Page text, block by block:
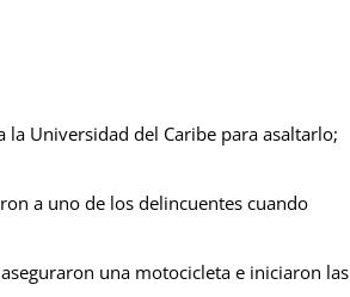
Universidad del Caribe para asaltarlo;
a uno de los delincuentes cuando
una motocicleta e iniciaron las